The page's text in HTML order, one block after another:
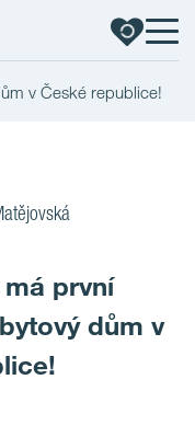
v České republice!
první
dům v